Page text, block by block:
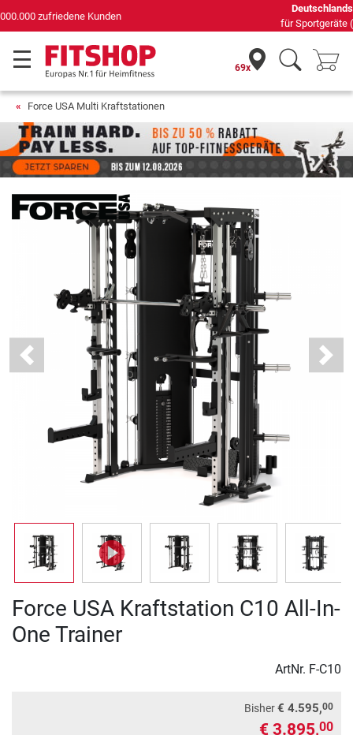
für Sportgeräte (n-tv+DISQ 2016-2024)
69x
Force USA Multi Kraftstationen
Previous Next
Force USA Kraftstation C10 All-In-
One Trainer
ArtNr. F-C10
Bisher€ 4.595,00
€ 3.895,00